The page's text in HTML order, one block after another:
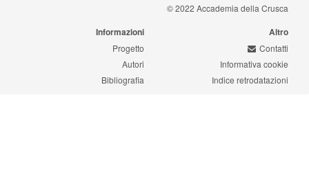
© 2022 Accademia della Crusca
Informazioni
Progetto
Autori
Bibliografia
Altro
Contatti
Informativa cookie
Indice retrodatazioni